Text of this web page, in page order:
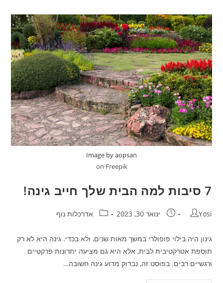
Image by aopsan
on Freepik
7 סיבות למה הבית שלך חייב גינה!
Yosi ינואר 30, 2023 אדרכלות נוף
גינון היה בילוי פופולרי במשך מאות שנים, ולא בכדי. גינה היא לא רק
תוספת אטרקטיבית לבית, אלא היא גם מציעה יתרונות פרקטיים
ורגשיים רבים. בפוסט זה, נבדוק מדוע גינה חשובה…